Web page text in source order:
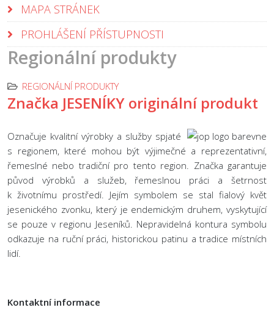
MAPA STRÁNEK
PROHLÁŠENÍ PŘÍSTUPNOSTI
Regionální produkty
REGIONÁLNÍ PRODUKTY
Značka JESENÍKY originální produkt
Označuje kvalitní výrobky a služby spjaté
s regionem, které mohou být výjimečné a reprezentativní,
řemeslné nebo tradiční pro tento region. Značka garantuje
původ výrobků a služeb, řemeslnou práci a šetrnost
k životnímu prostředí. Jejím symbolem se stal fialový květ
jesenického zvonku, který je endemickým druhem, vyskytující
se pouze v regionu Jeseníků. Nepravidelná kontura symbolu
odkazuje na ruční práci, historickou patinu a tradice místních
lidí.
Kontaktní informace